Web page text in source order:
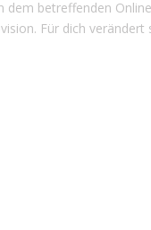
dem betreffenden
Für dich verändert